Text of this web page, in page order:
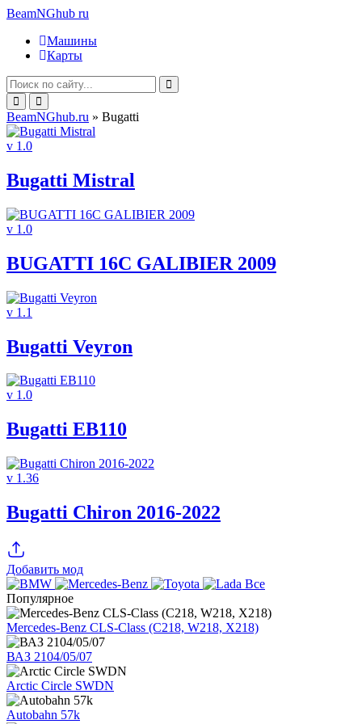
BeamNGhub ru
Машины
Карты
BeamNGhub.ru » Bugatti
v 1.0
Bugatti Mistral
v 1.0
BUGATTI 16C GALIBIER 2009
v 1.1
Bugatti Veyron
v 1.0
Bugatti EB110
v 1.36
Bugatti Chiron 2016-2022
Добавить мод
Все
Популярное
Mercedes-Benz CLS-Class (C218, W218, X218)
ВАЗ 2104/05/07
Arctic Circle SWDN
Autobahn 57k